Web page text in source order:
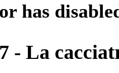
has
- La